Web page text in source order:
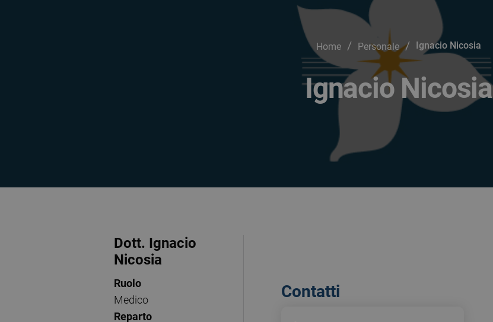
Home / Personale / Ignacio Nicosia
Ignacio Nicosia
Dott. Ignacio
Nicosia
Ruolo
Medico
Reparto
Contatti